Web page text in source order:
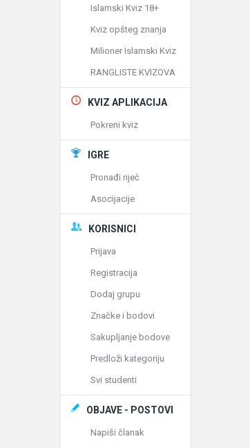
Islamski Kviz 18+
Kviz opšteg znanja
Milioner Islamski Kviz
RANGLISTE KVIZOVA
KVIZ APLIKACIJA
Pokreni kviz
IGRE
Pronađi riječ
Asocijacije
KORISNICI
Prijava
Registracija
Dodaj grupu
Značke i bodovi
Sakupljanje bodove
Predloži kategoriju
Svi studenti
OBJAVE - POSTOVI
Napiši članak